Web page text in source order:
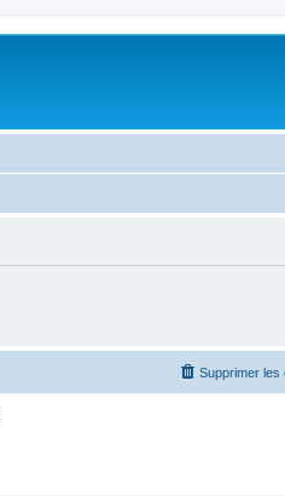
Supprimer les